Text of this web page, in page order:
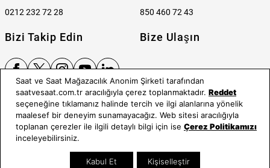
0212 232 72 28 850 460 72 43
Bizi Takip Edin Bize Ulaşın
E-BÜLTEN
Bültene üye olun, kampanya ve süprizleri kaçırmayın
E-posta Adresiniz
Saat ve Saat Mağazacılık Anonim Şirketi tarafından
saatvesaat.com.tr aracılığıyla çerez toplanmaktadır. Reddet
seçeneğine tıklamanız halinde tercih ve ilgi alanlarına yönelik
maalesef bir deneyim sunamayacağız. Web sitesi aracılığıyla
toplanan çerezler ile ilgili detaylı bilgi için ise Çerez Politikamızı
inceleyebilirsiniz.
Kabul Et Kişiselleştir